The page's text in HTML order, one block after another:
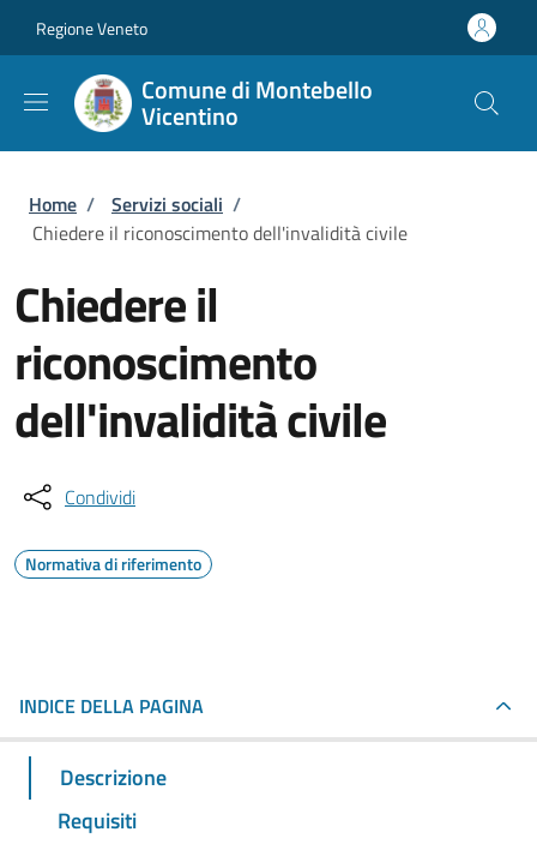
Regione Veneto
Comune di Montebello
Vicentino
Briciole di pane
Home / Servizi sociali /
Chiedere il riconoscimento dell'invalidità civile
Chiedere il
riconoscimento
dell'invalidità civile
Condividi
Normativa di riferimento
INDICE DELLA PAGINA
Descrizione
Requisiti